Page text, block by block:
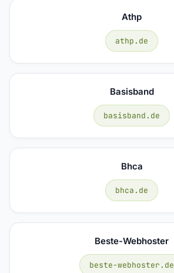
Athp
athp.de
Basisband
basisband.de
Bhca
bhca.de
Beste-Webhoster
beste-webhoster.de